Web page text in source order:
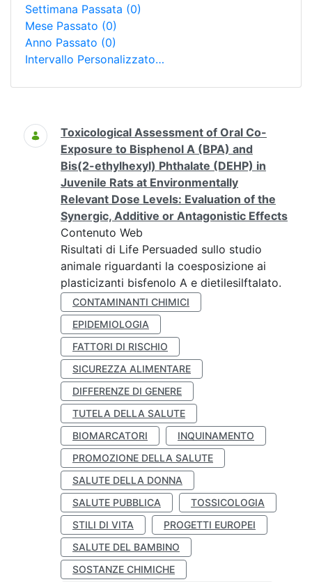
Settimana Passata (0)
Mese Passato (0)
Anno Passato (0)
Intervallo Personalizzato…
Ricerca
Toxicological Assessment of Oral Co-
Exposure to Bisphenol A (BPA) and
Bis(2-ethylhexyl) Phthalate (DEHP) in
Juvenile Rats at Environmentally
Relevant Dose Levels: Evaluation of the
Synergic, Additive or Antagonistic Effects
Contenuto Web
Risultati di Life Persuaded sullo studio
animale riguardanti la coesposizione ai
plasticizanti bisfenolo A e dietilesilftalato.
CONTAMINANTI CHIMICI
EPIDEMIOLOGIA
FATTORI DI RISCHIO
SICUREZZA ALIMENTARE
DIFFERENZE DI GENERE
TUTELA DELLA SALUTE
BIOMARCATORI
INQUINAMENTO
PROMOZIONE DELLA SALUTE
SALUTE DELLA DONNA
SALUTE PUBBLICA
TOSSICOLOGIA
STILI DI VITA
PROGETTI EUROPEI
SALUTE DEL BAMBINO
SOSTANZE CHIMICHE